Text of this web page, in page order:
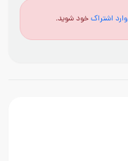
وارد اشتراکخود شوید.